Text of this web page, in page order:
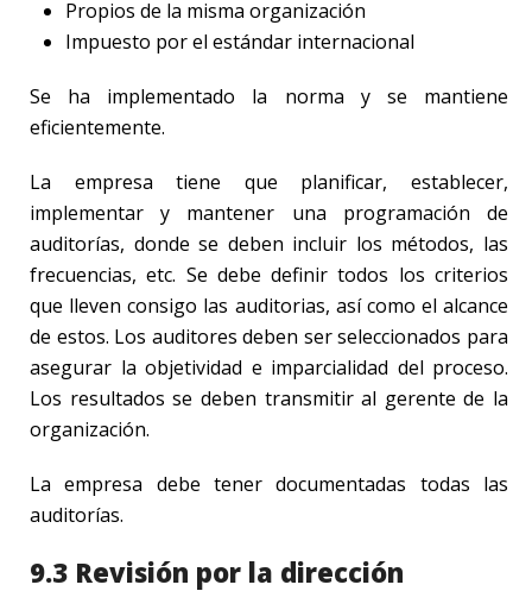
Propios de la misma organización
Impuesto por el estándar internacional
Se ha implementado la norma y se mantiene
eficientemente.
La empresa tiene que planificar, establecer,
implementar y mantener una programación de
auditorías, donde se deben incluir los métodos, las
frecuencias, etc. Se debe definir todos los criterios
que lleven consigo las auditorias, así como el alcance
de estos. Los auditores deben ser seleccionados para
asegurar la objetividad e imparcialidad del proceso.
Los resultados se deben transmitir al gerente de la
organización.
La empresa debe tener documentadas todas las
auditorías.
9.3 Revisión por la dirección